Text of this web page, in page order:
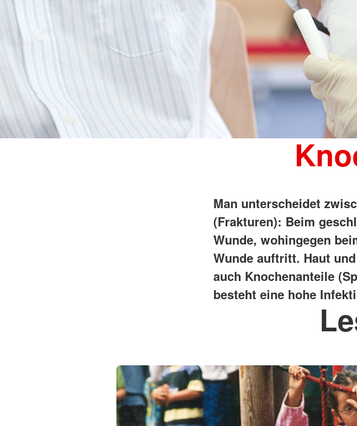
Man unterscheidet
(Frakturen): Beim
Wunde, wohingegen
Wunde auftritt. Haut
auch Knochenanteile
besteht eine hohe